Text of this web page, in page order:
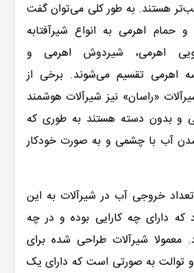
هستند. به طور کلی می‌توان گفت
و حمام اهرمی به انواع شیرآفتابه
اهرمی، شیردوش اهرمی و
اهرمی تقسیم می‌شوند. برخی از
«راسان» نیز شیرآلات هوشمند
و بدون دسته هستند به طوری که
آب با چشمی و به صورت خودکار
خروجی آب در شیرآلات به این
دارای چه کارایی بوده و در چه
معمولا شیرآلات طراحی شده برای
توالت به صورتی است که دارای یک